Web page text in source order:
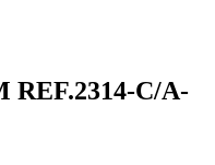
REF.2314-C/A-